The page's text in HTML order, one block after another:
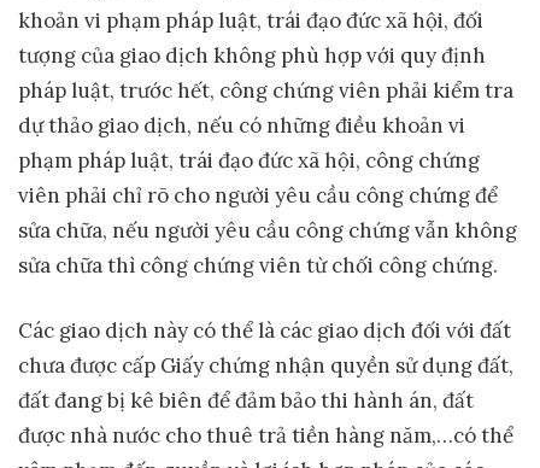
khoản vi phạm pháp luật, trái đạo đức xã hội, đối
tượng của giao dịch không phù hợp với quy định
pháp luật, trước hết, công chứng viên phải kiểm tra
dự thảo giao dịch, nếu có những điều khoản vi
phạm pháp luật, trái đạo đức xã hội, công chứng
viên phải chỉ rõ cho người yêu cầu công chứng để
sửa chữa, nếu người yêu cầu công chứng vẫn không
sửa chữa thì công chứng viên từ chối công chứng.
Các giao dịch này có thể là các giao dịch đối với đất
chưa được cấp Giấy chứng nhận quyền sử dụng đất,
đất đang bị kê biên để đảm bảo thi hành án, đất
được nhà nước cho thuê trả tiền hàng năm,…có thể